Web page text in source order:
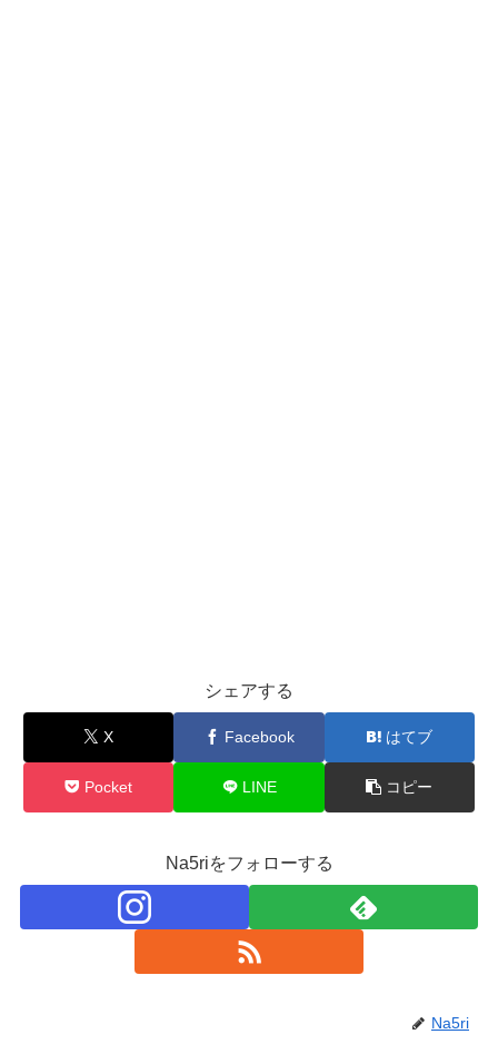
シェアする
X Facebook はてブ
Pocket LINE コピー
Na5riをフォローする
Na5ri